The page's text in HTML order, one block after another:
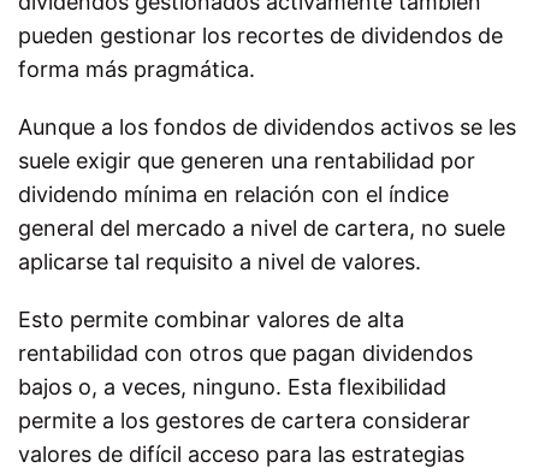
pueden gestionar los recortes de dividendos de
forma más pragmática.
Aunque a los fondos de dividendos activos se les
suele exigir que generen una rentabilidad por
dividendo mínima en relación con el índice
general del mercado a nivel de cartera, no suele
aplicarse tal requisito a nivel de valores.
Esto permite combinar valores de alta
rentabilidad con otros que pagan dividendos
bajos o, a veces, ninguno. Esta flexibilidad
permite a los gestores de cartera considerar
valores de difícil acceso para las estrategias